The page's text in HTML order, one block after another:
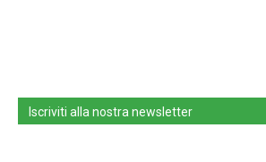
Iscriviti alla nostra newsletter